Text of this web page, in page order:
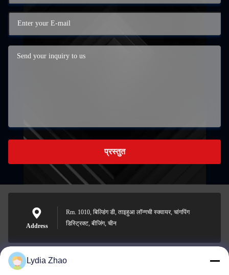
प्रस्तुत
Address
Rm. 1010, बिल्डिंग डी, ताइहुआ लॉन्गची स्क्वायर, चांगपिंग
डिस्ट्रिक्ट, बीजिंग, चीन
Lydia Zhao